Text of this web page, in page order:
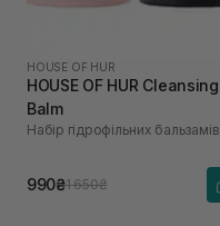
HOUSE OF HUR
HOUSE OF HUR Cleansing
Balm
Набір гідрофільних бальзамів
990₴1 650₴